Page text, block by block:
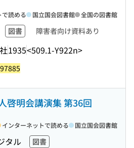
図書 障害者向け資料あり
1935<509.1-Y922n>
で読める 国立国会図書館 全国の図書館
啓明会講演集 第36回
タル
図書
インターネットで読める 国立国会図書館